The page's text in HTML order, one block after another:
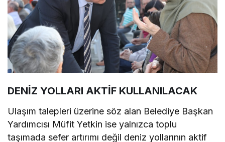
DENİZ YOLLARI AKTİF KULLANILACAK
Ulaşım talepleri üzerine söz alan Belediye Başkan
Yardımcısı Müfit Yetkin ise yalnızca toplu
taşımada sefer artırımı değil deniz yollarının aktif